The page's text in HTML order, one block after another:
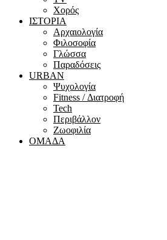
Χορός
ΙΣΤΟΡΙΑ
Αρχαιολογία
Φιλοσοφία
Γλώσσα
Παραδόσεις
URBAN
Ψυχολογία
Fitness / Διατροφή
Tech
Περιβάλλον
Ζωοφιλία
ΟΜΑΔΑ